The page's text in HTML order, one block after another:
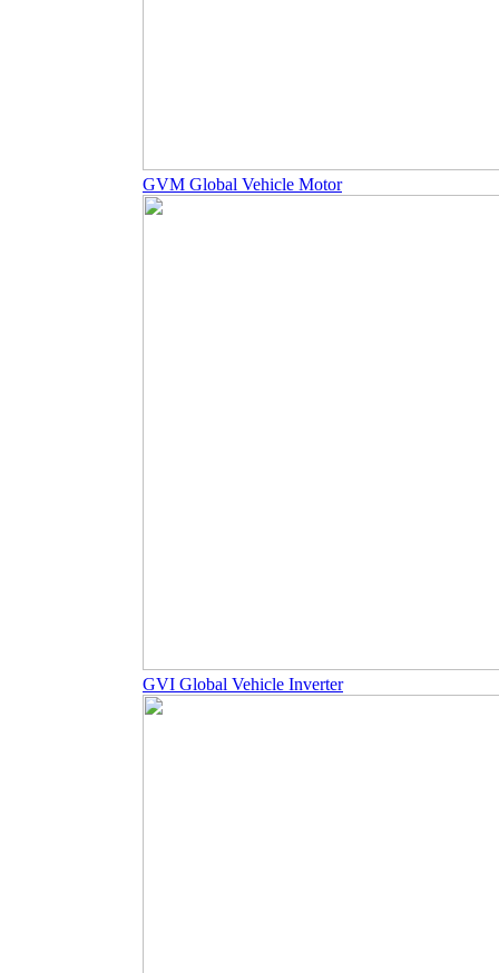
GVM Global Vehicle Motor
GVI Global Vehicle Inverter